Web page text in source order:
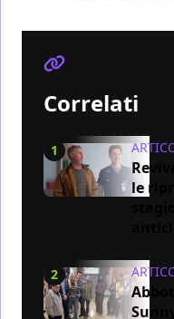
Correlati
1
le
2